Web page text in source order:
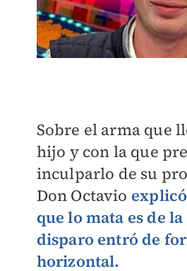
Sobre el arma que
hijo y con la que
inculparlo de su
Don Octavio
que lo mata es de
disparo entró de
horizontal.